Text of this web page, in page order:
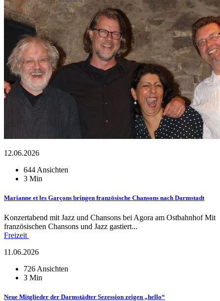
12.06.2026
644 Ansichten
3 Min
Marianne et les Garçons bringen französische Chansons nach Darmstadt
Konzertabend mit Jazz und Chansons bei Agora am Ostbahnhof Mit
französischen Chansons und Jazz gastiert...
Freizeit
11.06.2026
726 Ansichten
3 Min
Neue Mitglieder der Darmstädter Sezession zeigen „hello“